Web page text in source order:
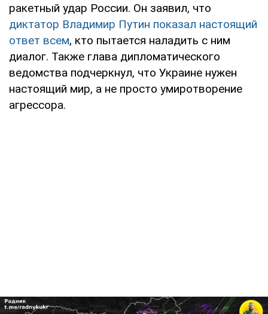
ракетный удар России. Он заявил, что
диктатор Владимир Путин показал настоящий
ответ всем, кто пытается наладить с ним
диалог. Также глава дипломатического
ведомства подчеркнул, что Украине нужен
настоящий мир, а не просто умиротворение
агрессора.